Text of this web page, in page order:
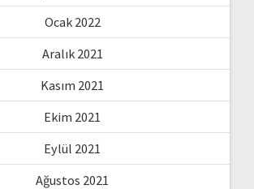
Ocak 2022
Aralık 2021
Kasım 2021
Ekim 2021
Eylül 2021
Ağustos 2021